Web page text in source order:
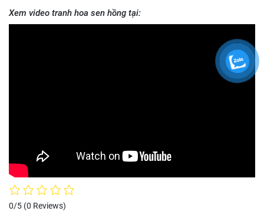
Xem video tranh hoa sen hồng tại:
0/5 (0 Reviews)